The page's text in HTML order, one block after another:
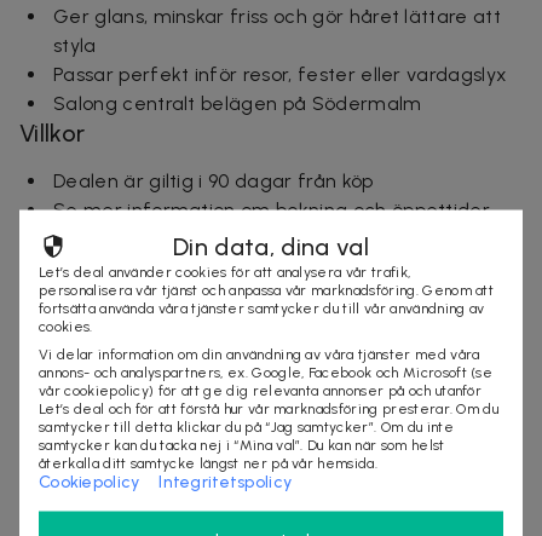
Ger glans, minskar friss och gör håret lättare att
styla
Passar perfekt inför resor, fester eller vardagslyx
Salong centralt belägen på Södermalm
Villkor
Dealen är giltig i 90 dagar från köp
Se mer information om bokning och öppettider
längre ner på sidan. Uppge Let's deal-kod vid
bokning
Dealen gäller alla nya kunder till Salong Isax
Av-/ombokning senast 24 timmar innan avtalad
tid
Mer om dealen
Salong Isax
Hos Salong Isax får du professionella klippningar och
Din data, dina val
Let’s deal använder cookies för att analysera vår trafik,
personalisera vår tjänst och anpassa vår marknadsföring. Genom att
fortsätta använda våra tjänster samtycker du till vår användning av
cookies.
Vi delar information om din användning av våra tjänster med våra
annons- och analyspartners, ex. Google, Facebook och Microsoft (se
vår cookiepolicy) för att ge dig relevanta annonser på och utanför
Let’s deal och för att förstå hur vår marknadsföring presterar. Om du
samtycker till detta klickar du på “Jag samtycker”. Om du inte
samtycker kan du tacka nej i “Mina val”. Du kan när som helst
återkalla ditt samtycke längst ner på vår hemsida.
Cookiepolicy Integritetspolicy